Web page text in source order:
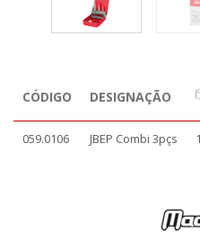
CÓDIGO DESIGNAÇÃO
059.0106 JBEP Combi 3pçs